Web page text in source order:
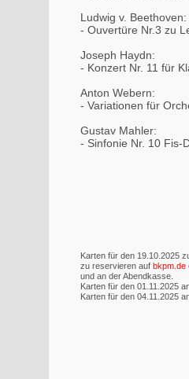
Ludwig v. Beethoven:
- Ouvertüre Nr.3 zu
Joseph Haydn:
- Konzert Nr. 11 für
Anton Webern:
- Variationen für
Gustav Mahler:
- Sinfonie Nr. 10 Fis-
Karten für den 19.10.2025
zu reservieren auf bkpm.de
und an der Abendkasse.
Karten für den 01.11.2025
Karten für den 04.11.2025